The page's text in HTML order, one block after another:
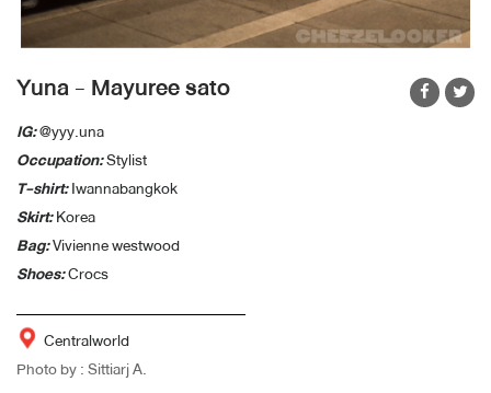
Yuna - Mayuree sato
IG:@yyy.una
Occupation:Stylist
T-shirt:Iwannabangkok
Skirt:Korea
Bag:Vivienne westwood
Shoes:Crocs
Centralworld
Photo by : Sittiarj A.